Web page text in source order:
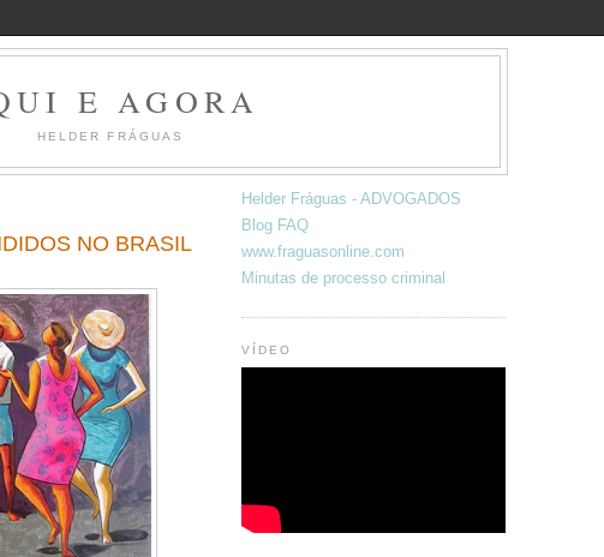
E AGORA
HELDER FRÁGUAS
NO BRASIL
Helder Fráguas - ADVOGADOS
Blog FAQ
www.fraguasonline.com
Minutas de processo criminal
VÍDEO